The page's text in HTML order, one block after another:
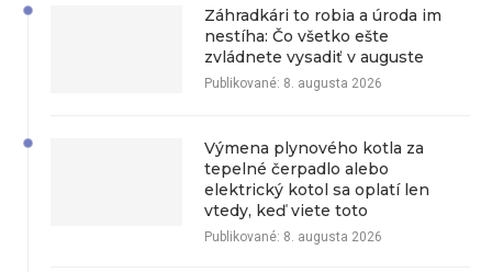
Záhradkári to robia a úroda im
nestíha: Čo všetko ešte
zvládnete vysadiť v auguste
Publikované: 8. augusta 2026
Výmena plynového kotla za
tepelné čerpadlo alebo
elektrický kotol sa oplatí len
vtedy, keď viete toto
Publikované: 8. augusta 2026